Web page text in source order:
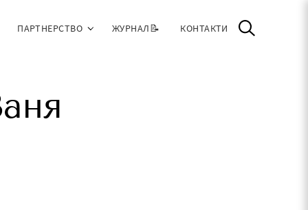
ПАРТНЕРСТВО ЖУРНАЛ📝 КОНТАКТИ